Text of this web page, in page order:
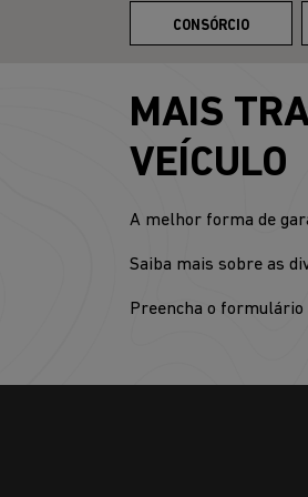
CONSÓRCIO
MAIS
VEÍCULO
A melhor forma de
Saiba mais sobre as
Preencha o